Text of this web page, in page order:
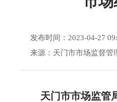
发布时间：2023-04-27
来源：天门市市场监督管
天门市市场监管